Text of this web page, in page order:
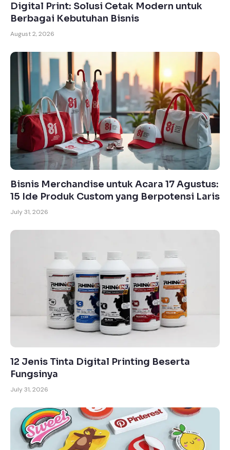
Digital Print: Solusi Cetak Modern untuk
Berbagai Kebutuhan Bisnis
August 2, 2026
Bisnis Merchandise untuk Acara 17 Agustus:
15 Ide Produk Custom yang Berpotensi Laris
July 31, 2026
12 Jenis Tinta Digital Printing Beserta
Fungsinya
July 31, 2026